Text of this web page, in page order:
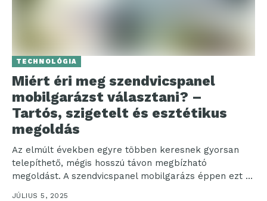
TECHNOLÓGIA
Miért éri meg szendvicspanel
mobilgarázst választani? –
Tartós, szigetelt és esztétikus
megoldás
Az elmúlt években egyre többen keresnek gyorsan
telepíthető, mégis hosszú távon megbízható
megoldást. A szendvicspanel mobilgarázs éppen ezt a
rést tölti be a...
JÚLIUS 5, 2025